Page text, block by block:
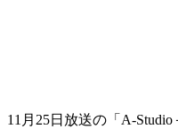
11月25日放送の「A-